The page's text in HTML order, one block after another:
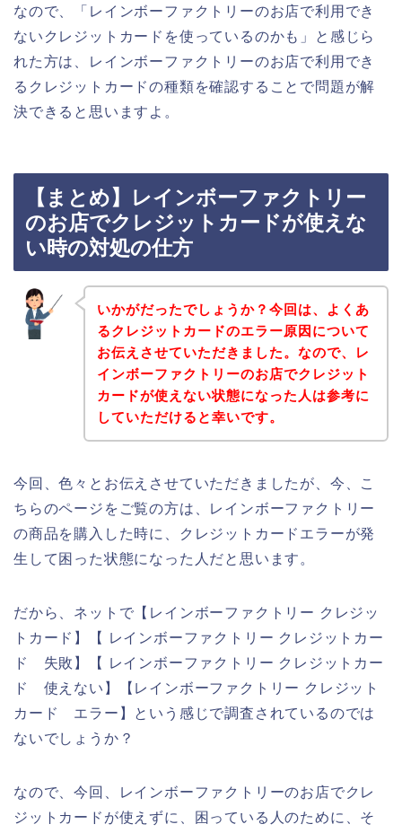
なので、「レインボーファクトリーのお店で利用でき
ないクレジットカードを使っているのかも」と感じら
れた方は、レインボーファクトリーのお店で利用でき
るクレジットカードの種類を確認することで問題が解
決できると思いますよ。
【まとめ】レインボーファクトリー
のお店でクレジットカードが使えな
い時の対処の仕方
いかがだったでしょうか？今回は、よくあ
るクレジットカードのエラー原因について
お伝えさせていただきました。なので、レ
インボーファクトリーのお店でクレジット
カードが使えない状態になった人は参考に
していただけると幸いです。
今回、色々とお伝えさせていただきましたが、今、こ
ちらのページをご覧の方は、レインボーファクトリー
の商品を購入した時に、クレジットカードエラーが発
生して困った状態になった人だと思います。
だから、ネットで【レインボーファクトリー クレジッ
トカード】【 レインボーファクトリー クレジットカー
ド 失敗】【 レインボーファクトリー クレジットカー
ド 使えない】【レインボーファクトリー クレジット
カード エラー】という感じで調査されているのでは
ないでしょうか？
なので、今回、レインボーファクトリーのお店でクレ
ジットカードが使えずに、困っている人のために、そ